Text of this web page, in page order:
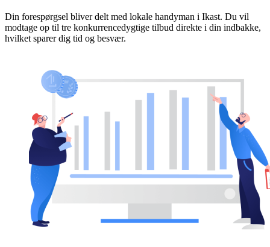
Din forespørgsel bliver delt med lokale handyman i Ikast. Du vil
modtage op til tre konkurrencedygtige tilbud direkte i din indbakke,
hvilket sparer dig tid og besvær.